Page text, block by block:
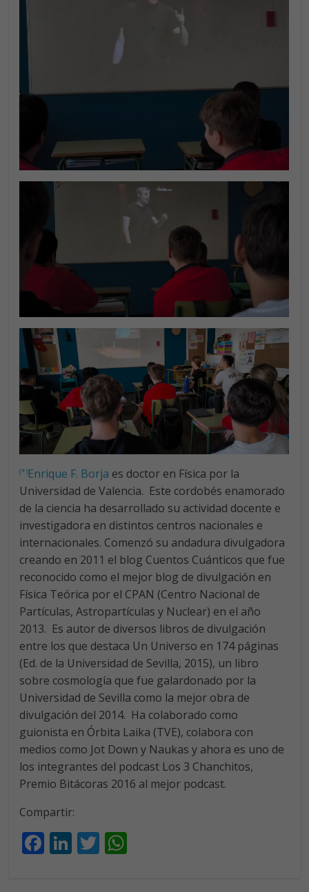
(*)Enrique F. Borja es doctor en Física por la
Universidad de Valencia. Este cordobés enamorado
de la ciencia ha desarrollado su actividad docente e
investigadora en distintos centros nacionales e
internacionales. Comenzó su andadura divulgadora
creando en 2011 el blog Cuentos Cuánticos que fue
reconocido como el mejor blog de divulgación en
Física Teórica por el CPAN (Centro Nacional de
Partículas, Astropartículas y Nuclear) en el año
2013. Es autor de diversos libros de divulgación
entre los que destaca Un Universo en 174 páginas
(Ed. de la Universidad de Sevilla, 2015), un libro
sobre cosmología que fue galardonado por la
Universidad de Sevilla como la mejor obra de
divulgación del 2014. Ha colaborado como
guionista en Órbita Laika (TVE), colabora con
medios como Jot Down y Naukas y ahora es uno de
los integrantes del podcast Los 3 Chanchitos,
Premio Bitácoras 2016 al mejor podcast.
Compartir:
F Li T